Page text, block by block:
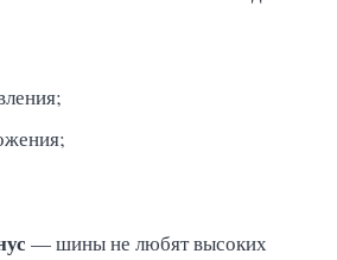
— шины не любят высоких